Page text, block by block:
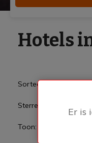
Hotels
Sorteer:
Sterren:
Toon:
Er is